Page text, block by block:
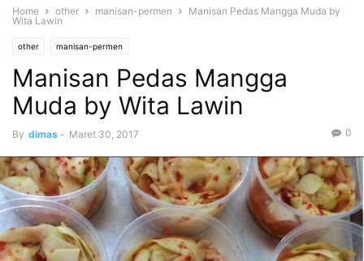
Home other manisan-permen
Manisan Pedas Mangga Muda by
Wita Lawin
other manisan-permen
Manisan Pedas Mangga
Muda by Wita Lawin
By dimas - Maret 30, 2017 0